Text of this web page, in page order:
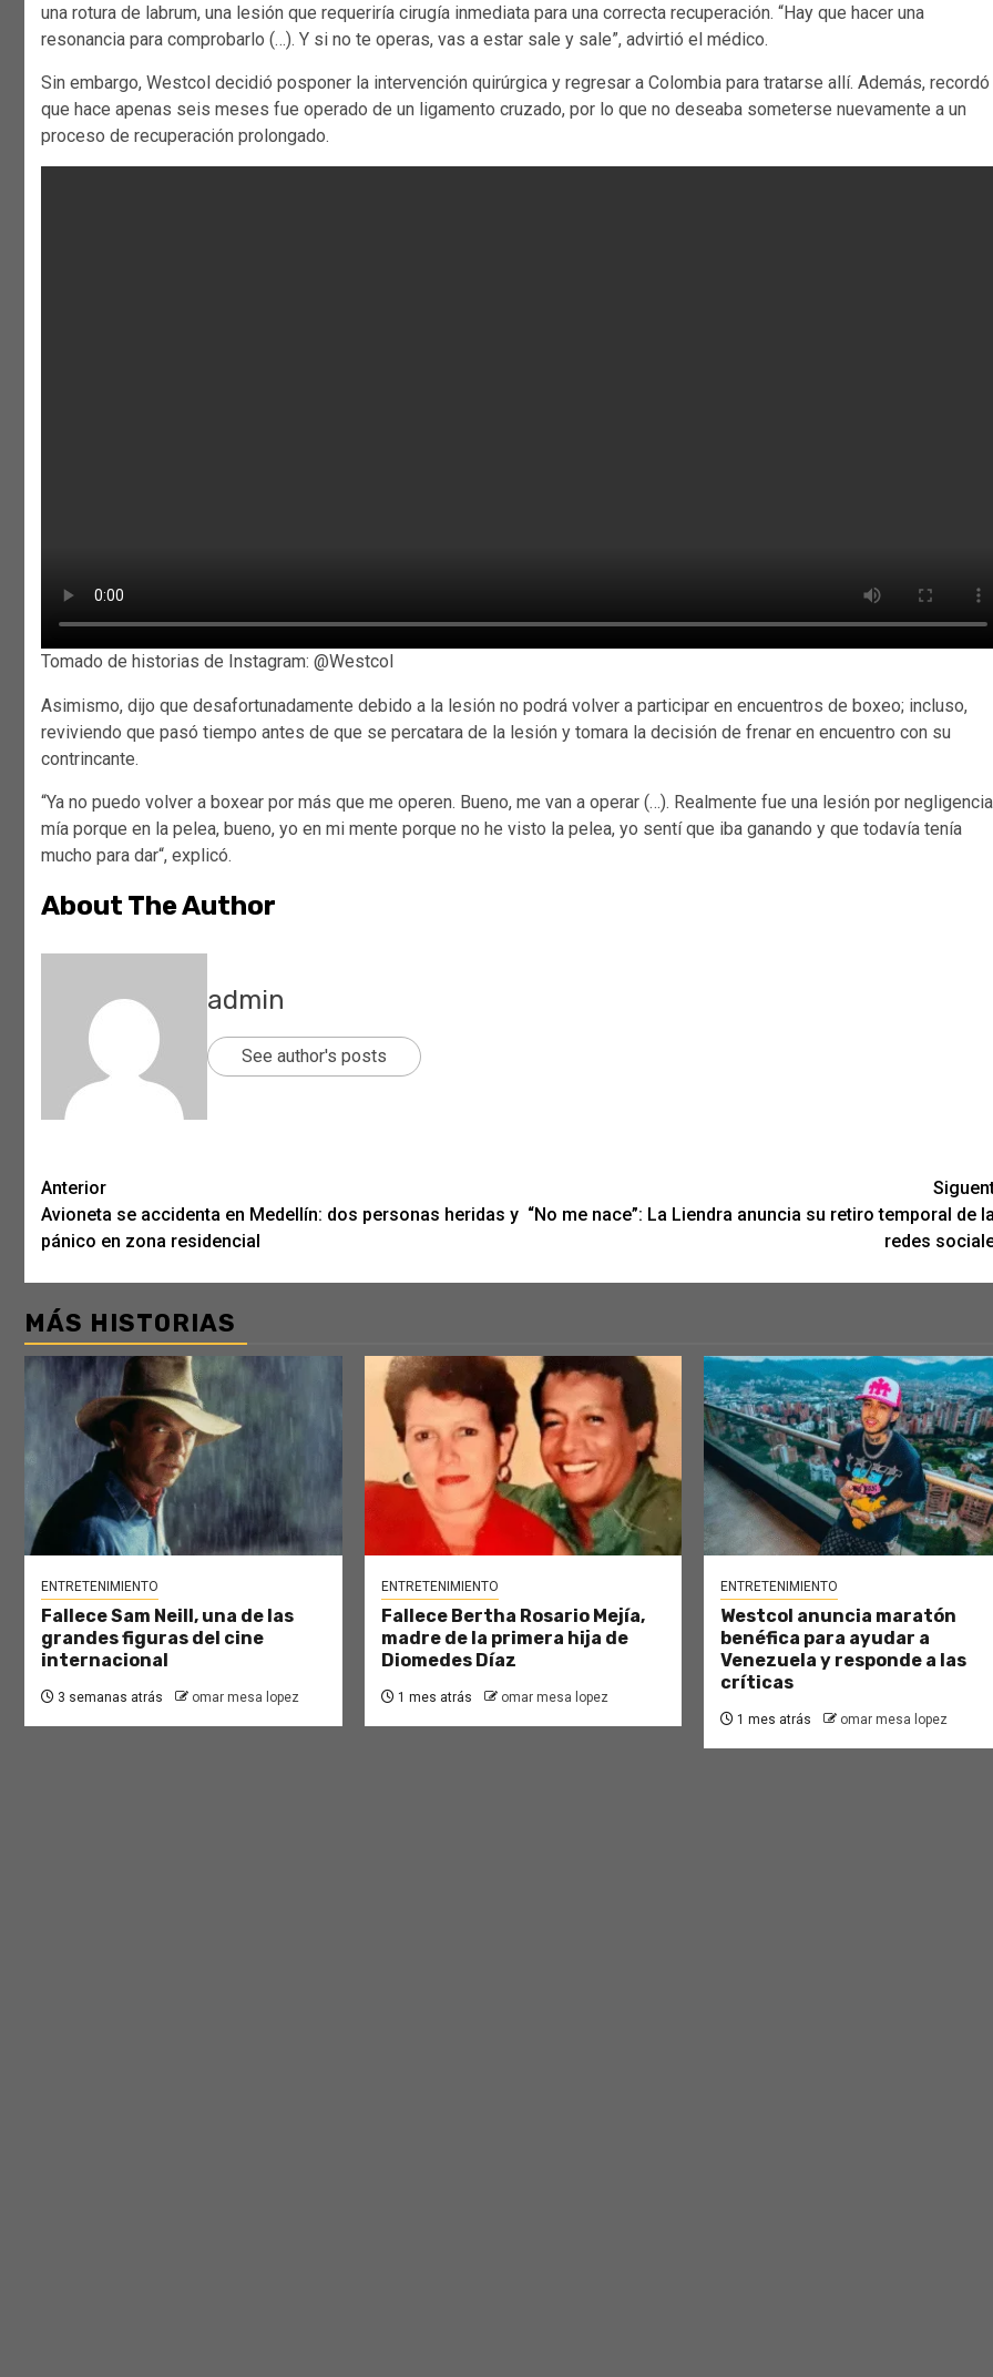
una rotura de labrum, una lesión que requeriría cirugía inmediata para una correcta recuperación. “Hay que hacer una
resonancia para comprobarlo (…). Y si no te operas, vas a estar sale y sale”, advirtió el médico.
Sin embargo, Westcol decidió posponer la intervención quirúrgica y regresar a Colombia para tratarse allí. Además, recordó
que hace apenas seis meses fue operado de un ligamento cruzado, por lo que no deseaba someterse nuevamente a un
proceso de recuperación prolongado.
Tomado de historias de Instagram: @Westcol
Asimismo, dijo que desafortunadamente debido a la lesión no podrá volver a participar en encuentros de boxeo; incluso,
reviviendo que pasó tiempo antes de que se percatara de la lesión y tomara la decisión de frenar en encuentro con su
contrincante.
“Ya no puedo volver a boxear por más que me operen. Bueno, me van a operar (…). Realmente fue una lesión por negligencia
mía porque en la pelea, bueno, yo en mi mente porque no he visto la pelea, yo sentí que iba ganando y que todavía tenía
mucho para dar“, explicó.
About The Author
admin
See author's posts
Post
navigation
Anterior
Avioneta se accidenta en Medellín: dos personas heridas y
pánico en zona residencial
“No me nace”: La Liendra anuncia su retiro temporal de
redes
MÁS HISTORIAS
ENTRETENIMIENTO
Fallece Sam Neill, una de las
grandes figuras del cine
internacional
3 semanas atrás omar mesa lopez
ENTRETENIMIENTO
Fallece Bertha Rosario Mejía,
madre de la primera hija de
Diomedes Díaz
1 mes atrás omar mesa lopez
ENTRETENIMIENTO
Westcol anuncia maratón
benéfica para ayudar a
Venezuela y responde a las
críticas
1 mes atrás omar mesa lopez